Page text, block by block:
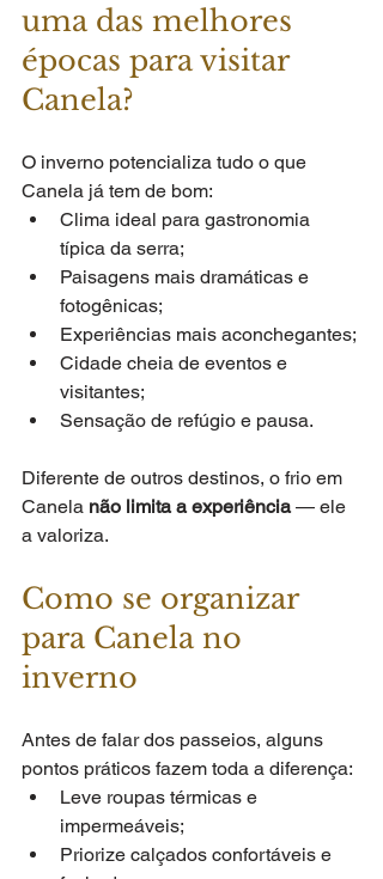
uma das melhores
épocas para visitar
Canela?
O inverno potencializa tudo o que
Canela já tem de bom:
Clima ideal para gastronomia
típica da serra;
Paisagens mais dramáticas e
fotogênicas;
Experiências mais aconchegantes;
Cidade cheia de eventos e
visitantes;
Sensação de refúgio e pausa.
Diferente de outros destinos, o frio em
Canela não limita a experiência — ele
a valoriza.
Como se organizar
para Canela no
inverno
Antes de falar dos passeios, alguns
pontos práticos fazem toda a diferença:
Leve roupas térmicas e
impermeáveis;
Priorize calçados confortáveis e